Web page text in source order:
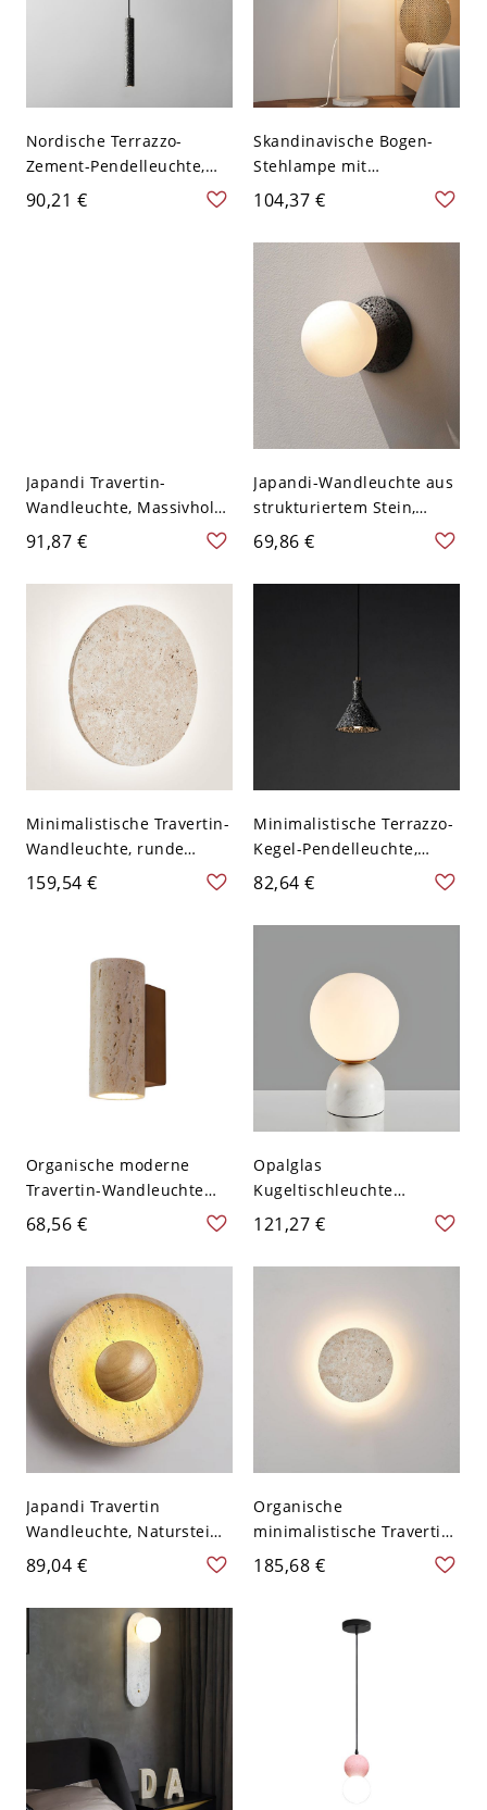
Nordische Terrazzo-
Zement-Pendelleuchte,
minimalistisches
zylindrisches Hängelicht
90,21 €
Skandinavische Bogen-
Stehlampe mit
integriertem Ablagetisch
und USB-Ladeanschluss -
110V-120V Dreistufiges
Dimmen Cremefarben
104,37 €
Japandi Travertin-
Wandleuchte, Massivholz-
& Steinglobuslampe für
warmes, stimmungsvolles
Flurlicht - 110V-120V
Walnuss Farbe
91,87 €
Japandi-Wandleuchte aus
strukturiertem Stein,
minimalistisches
Kugellicht mit porösem
Sockel und mattiertem
69,86 €
Minimalistische Travertin-
Wandleuchte, runde
Stein-LED-Leuchte mit
indirekter
Warm 9,1 Zoll (23 cm)
159,54 €
Minimalistische Terrazzo-
Kegel-Pendelleuchte,
industrielle Zement-
Hängeleuchte - 110V-120V
Schwarz
82,64 €
Organische moderne
Travertin-Wandleuchte
mit Massivholzsockel -
110V-120V 16,51 cm Rund
68,56 €
Opalglas
Kugeltischleuchte
Moderne Einfachheit
Wohnzimmer
Nachttischlampen - 110V-
121,27 €
Japandi Travertin
Wandleuchte, Naturstein-
und Holz-Rundlampe mit
warmem Umgebungslicht
- 110V-120V Holz
89,04 €
Organische
minimalistische Travertin-
Wandleuchte, runde LED-
Leuchte aus Naturstein
110V-120V 9,1 Zoll (23 cm)
185,68 €